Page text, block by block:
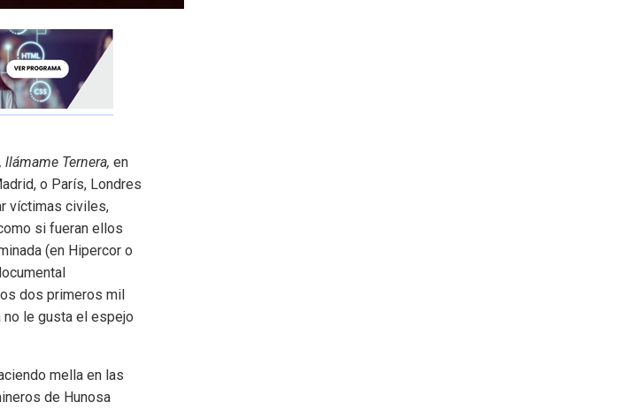
llámame Ternera, en
o París, Londres
víctimas civiles,
si fueran ellos
(en Hipercor o
dos primeros mil
le gusta el espejo
mella en las
de Hunosa